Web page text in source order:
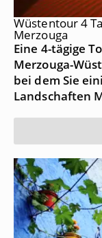
Wüstentour 4
Merzouga
Eine 4-tägige
Merzouga-
bei dem Sie
Landschaften